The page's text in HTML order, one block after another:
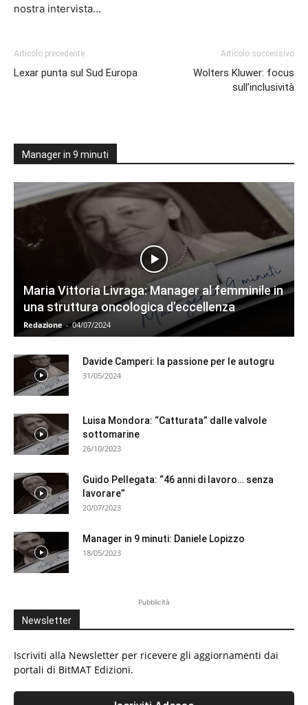
nostra intervista…
Articolo precedente
Lexar punta sul Sud Europa
Articolo successivo
Wolters Kluwer: focus
sull’inclusività
Manager in 9 minuti
Maria Vittoria Livraga: Manager al femminile in
una struttura oncologica d’eccellenza
Redazione - 04/07/2024
Davide Camperi: la passione per le autogru
31/05/2024
Luisa Mondora: “Catturata” dalle valvole
sottomarine
26/10/2023
Guido Pellegata: “46 anni di lavoro… senza
lavorare”
20/07/2023
Manager in 9 minuti: Daniele Lopizzo
18/05/2023
Pubblicità
Newsletter
Iscriviti alla Newsletter per ricevere gli aggiornamenti dai
portali di BitMAT Edizioni.